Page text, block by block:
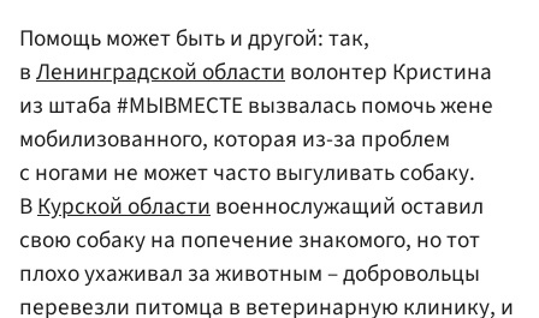
Помощь может быть и другой: так,
вЛенинградской областиволонтер Кристина
из штаба #МЫВМЕСТЕ вызвалась помочь жене
мобилизованного, которая из-за проблем
с ногами не может часто выгуливать собаку.
ВКурской областивоеннослужащий оставил
свою собаку на попечение знакомого, но тот
плохо ухаживал за животным – добровольцы
перевезли питомца в ветеринарную клинику, и